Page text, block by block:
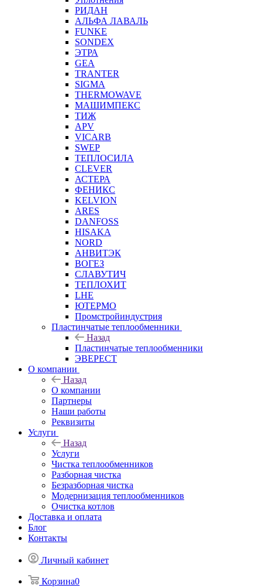
РИДАН
АЛЬФА ЛАВАЛЬ
FUNKE
SONDEX
ЭТРА
GEA
TRANTER
SIGMA
THERMOWAVE
МАШИМПЕКС
ТИЖ
APV
VICARB
SWEP
ТЕПЛОСИЛА
CLEVER
АСТЕРА
ФЕНИКС
KELVION
ARES
DANFOSS
HISAKA
NORD
АНВИТЭК
ВОГЕЗ
СЛАВУТИЧ
ТЕПЛОХИТ
LHE
ЮТЕРМО
Промстройиндустрия
Пластинчатые теплообменники
Назад
Пластинчатые теплообменники
ЭВЕРЕСТ
О компании
Назад
О компании
Партнеры
Наши работы
Реквизиты
Услуги
Назад
Услуги
Чистка теплообменников
Разборная чистка
Безразборная чистка
Модернизация теплообменников
Очистка котлов
Доставка и оплата
Блог
Контакты
Личный кабинет
Корзина0